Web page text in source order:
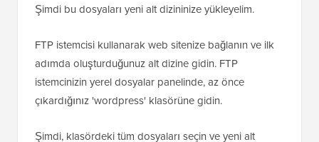
Şimdi bu dosyaları yeni alt dizininize yükleyelim.
FTP istemcisi kullanarak web sitenize bağlanın ve ilk
adımda oluşturduğunuz alt dizine gidin. FTP
istemcinizin yerel dosyalar panelinde, az önce
çıkardığınız 'wordpress' klasörüne gidin.
Şimdi, klasördeki tüm dosyaları seçin ve yeni alt